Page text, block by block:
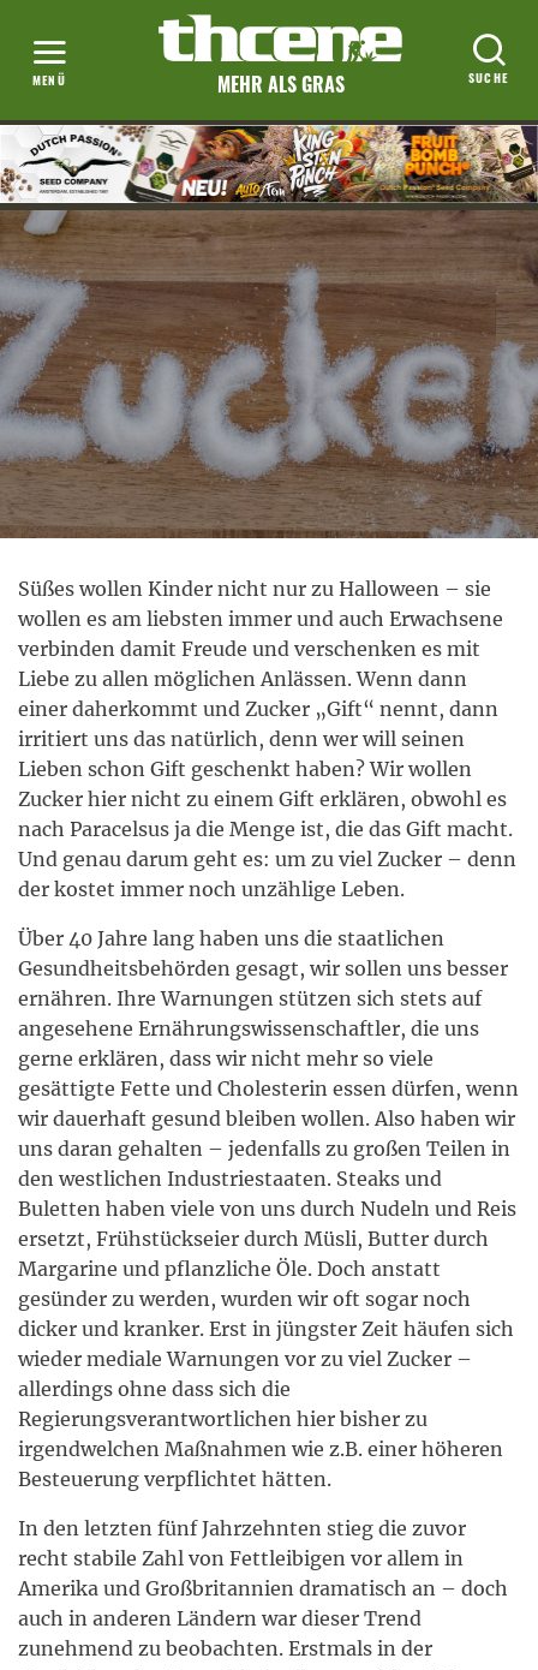
MEHR ALS GRAS
Süßes wollen Kinder nicht nur zu Halloween – sie
wollen es am liebsten immer und auch Erwachsene
verbinden damit Freude und verschenken es mit
Liebe zu allen möglichen Anlässen. Wenn dann
einer daherkommt und Zucker „Gift“ nennt, dann
irritiert uns das natürlich, denn wer will seinen
Lieben schon Gift geschenkt haben? Wir wollen
Zucker hier nicht zu einem Gift erklären, obwohl es
nach Paracelsus ja die Menge ist, die das Gift macht.
Und genau darum geht es: um zu viel Zucker – denn
der kostet immer noch unzählige Leben.
Über 40 Jahre lang haben uns die staatlichen
Gesundheitsbehörden gesagt, wir sollen uns besser
ernähren. Ihre Warnungen stützen sich stets auf
angesehene Ernährungswissenschaftler, die uns
gerne erklären, dass wir nicht mehr so viele
gesättigte Fette und Cholesterin essen dürfen, wenn
wir dauerhaft gesund bleiben wollen. Also haben wir
uns daran gehalten – jedenfalls zu großen Teilen in
den westlichen Industriestaaten. Steaks und
Buletten haben viele von uns durch Nudeln und Reis
ersetzt, Frühstückseier durch Müsli, Butter durch
Margarine und pflanzliche Öle. Doch anstatt
gesünder zu werden, wurden wir oft sogar noch
dicker und kranker. Erst in jüngster Zeit häufen sich
wieder mediale Warnungen vor zu viel Zucker –
allerdings ohne dass sich die
Regierungsverantwortlichen hier bisher zu
irgendwelchen Maßnahmen wie z.B. einer höheren
Besteuerung verpflichtet hätten.
In den letzten fünf Jahrzehnten stieg die zuvor
recht stabile Zahl von Fettleibigen vor allem in
Amerika und Großbritannien dramatisch an – doch
auch in anderen Ländern war dieser Trend
zunehmend zu beobachten. Erstmals in der